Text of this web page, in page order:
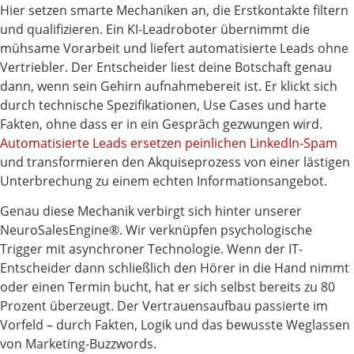
Hier setzen smarte Mechaniken an, die Erstkontakte filtern
und qualifizieren. Ein KI-Leadroboter übernimmt die
mühsame Vorarbeit und liefert automatisierte Leads ohne
Vertriebler. Der Entscheider liest deine Botschaft genau
dann, wenn sein Gehirn aufnahmebereit ist. Er klickt sich
durch technische Spezifikationen, Use Cases und harte
Fakten, ohne dass er in ein Gespräch gezwungen wird.
Automatisierte Leads ersetzen peinlichen LinkedIn-Spam
und transformieren den Akquiseprozess von einer lästigen
Unterbrechung zu einem echten Informationsangebot.
Genau diese Mechanik verbirgt sich hinter unserer
NeuroSalesEngine®. Wir verknüpfen psychologische
Trigger mit asynchroner Technologie. Wenn der IT-
Entscheider dann schließlich den Hörer in die Hand nimmt
oder einen Termin bucht, hat er sich selbst bereits zu 80
Prozent überzeugt. Der Vertrauensaufbau passierte im
Vorfeld – durch Fakten, Logik und das bewusste Weglassen
von Marketing-Buzzwords.